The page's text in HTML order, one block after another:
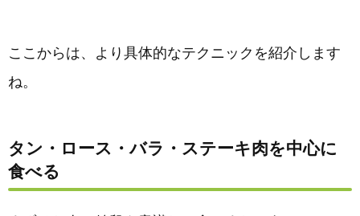
ここからは、より具体的なテクニックを紹介します
ね。
タン・ロース・バラ・ステーキ肉を中心に
食べる